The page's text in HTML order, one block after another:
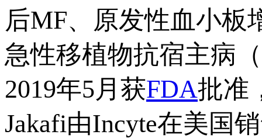
后MF、原发性血小板
急性移植物抗宿主病
2019年5月获FDA批准
Jakafi由Incyte在美国